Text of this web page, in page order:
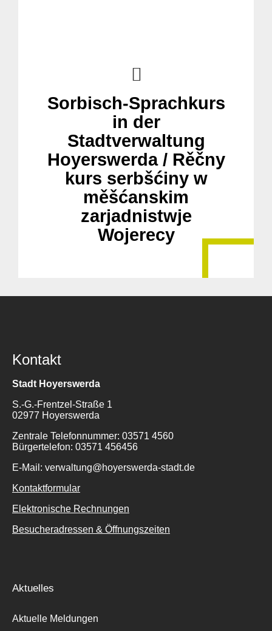
Sorbisch-Sprachkurs
in der
Stadtverwaltung
Hoyerswerda / Rěčny
kurs serbšćiny w
měšćanskim
zarjadnistwje
Wojerecy
Kontakt
Stadt Hoyerswerda
S.-G.-Frentzel-Straße 1
02977 Hoyerswerda
Zentrale Telefonnummer: 03571 4560
Bürgertelefon: 03571 456456
E-Mail: verwaltung@hoyerswerda-stadt.de
Kontaktformular
Elektronische Rechnungen
Besucheradressen & Öffnungszeiten
Aktuelles
Aktuelle Meldungen